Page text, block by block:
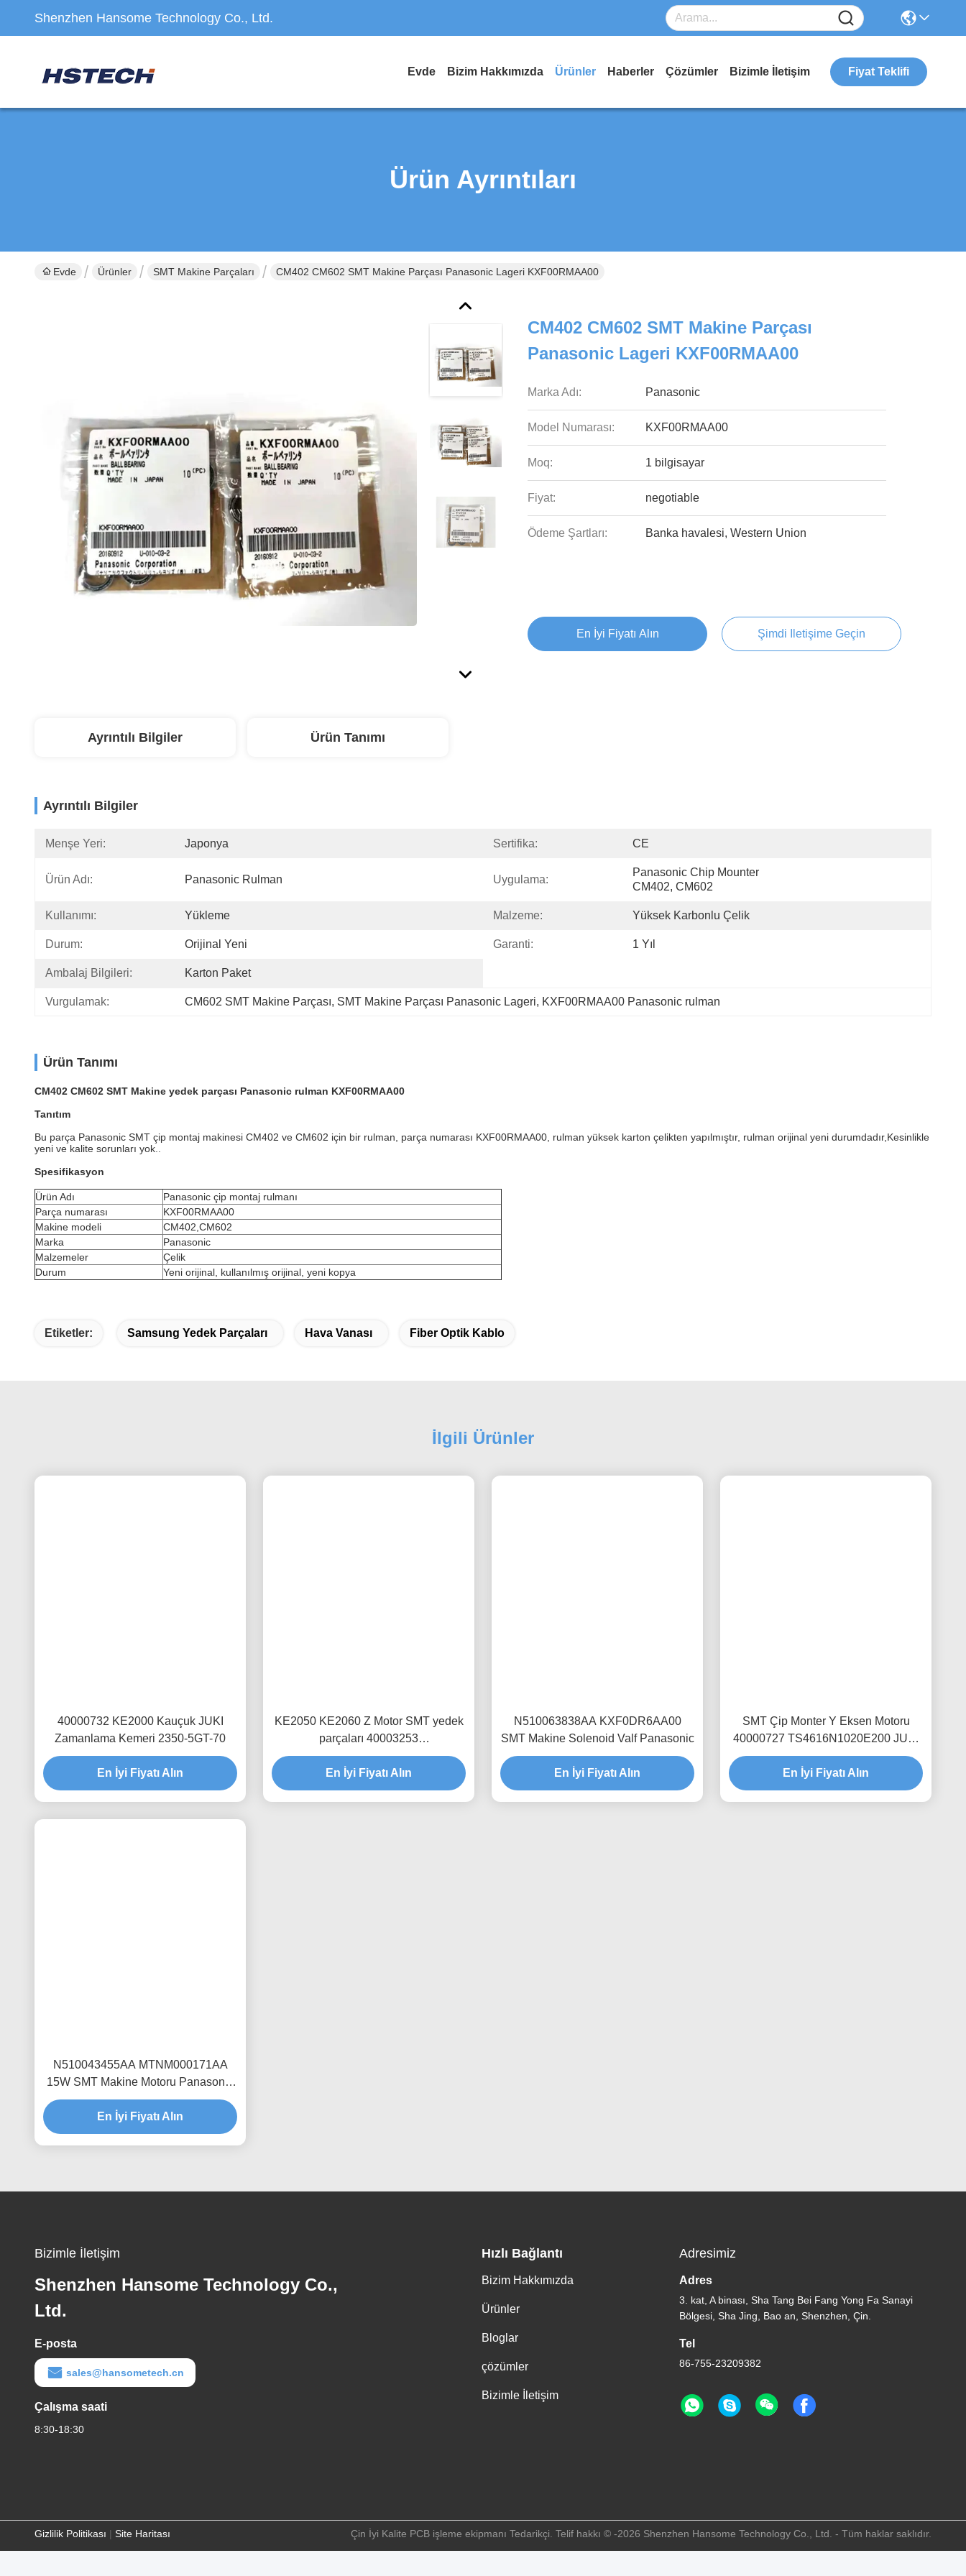
Shenzhen Hansome Technology Co., Ltd.
Evde Bizim Hakkımızda Ürünler Haberler Çözümler Bizimle İletişim Fiyat Teklifi
Ürün Ayrıntıları
Evde Ürünler SMT Makine Parçaları CM402 CM602 SMT Makine Parçası Panasonic Lageri KXF00RMAA00
CM402 CM602 SMT Makine Parçası
Panasonic Lageri KXF00RMAA00
Marka Adı: Panasonic
Model Numarası: KXF00RMAA00
Moq: 1 bilgisayar
Fiyat: negotiable
Ödeme Şartları: Banka havalesi, Western Union
En İyi Fiyatı Alın Şimdi Iletişime Geçin
Ayrıntılı Bilgiler Ürün Tanımı
Ayrıntılı Bilgiler
Menşe Yeri: Japonya Sertifika: CE
Ürün Adı: Panasonic Rulman Uygulama:
Panasonic Chip Mounter
CM402, CM602
Kullanımı: Yükleme Malzeme: Yüksek Karbonlu Çelik
Durum: Orijinal Yeni Garanti: 1 Yıl
Ambalaj Bilgileri: Karton Paket
Vurgulamak: CM602 SMT Makine Parçası, SMT Makine Parçası Panasonic Lageri, KXF00RMAA00 Panasonic rulman
Ürün Tanımı
CM402 CM602 SMT Makine yedek parçası Panasonic rulman KXF00RMAA00
Tanıtım
Bu parça Panasonic SMT çip montaj makinesi CM402 ve CM602 için bir rulman, parça numarası KXF00RMAA00, rulman yüksek karton çelikten yapılmıştır, rulman orijinal yeni durumdadır,Kesinlikle
yeni ve kalite sorunları yok..
Spesifikasyon
Ürün Adı
Panasonic çip montaj rulmanı
Parça numarası
KXF00RMAA00
Makine modeli
CM402,CM602
Marka
Panasonic
Malzemeler
Çelik
Durum
Yeni orijinal, kullanılmış orijinal, yeni kopya